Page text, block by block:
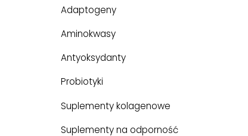
Adaptogeny
Aminokwasy
Antyoksydanty
Probiotyki
Suplementy kolagenowe
Suplementy na odporność